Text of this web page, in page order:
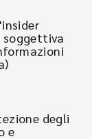
soggettiva
degli
e